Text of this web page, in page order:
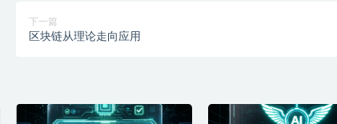
下一篇
区块链从理论走向应用